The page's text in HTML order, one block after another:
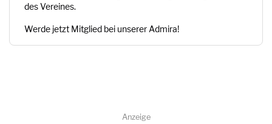
des Vereines.
Werde jetzt Mitglied bei unserer Admira!
Anzeige